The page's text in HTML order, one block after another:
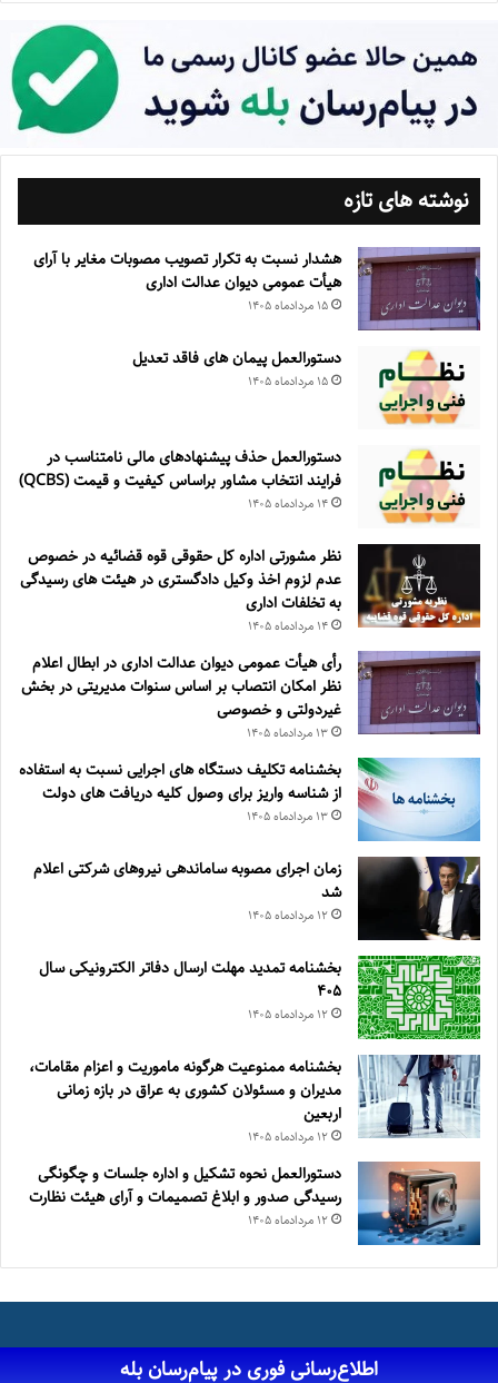
نوشته های تازه
هشدار نسبت به تکرار تصویب مصوبات مغایر با آرای
هیأت عمومی دیوان عدالت اداری
۱۵ مرداد‌ماه ۱۴۰۵
دستورالعمل پیمان های فاقد تعدیل
۱۵ مرداد‌ماه ۱۴۰۵
دستورالعمل حذف پيشنهادهای مالی نامتناسب در
فرايند انتخاب مشاور براساس كيفيت و قيمت (QCBS)
۱۴ مرداد‌ماه ۱۴۰۵
نظر مشورتی اداره کل حقوقی قوه قضائیه در خصوص
عدم لزوم اخذ وکیل دادگستری در هیئت های رسیدگی
به تخلفات اداری
۱۴ مرداد‌ماه ۱۴۰۵
رأی هیأت عمومی دیوان عدالت اداری در ابطال اعلام
نظر امکان انتصاب بر اساس سنوات مدیریتی در بخش
غیردولتی و خصوصی
۱۳ مرداد‌ماه ۱۴۰۵
بخشنامه تکلیف دستگاه های اجرایی نسبت به استفاده
از شناسه واریز برای وصول کلیه دریافت های دولت
۱۳ مرداد‌ماه ۱۴۰۵
زمان اجرای مصوبه ساماندهی نیروهای شرکتی اعلام
شد
۱۲ مرداد‌ماه ۱۴۰۵
بخشنامه تمدید مهلت ارسال دفاتر الکترونیکی سال
۴۰۵
۱۲ مرداد‌ماه ۱۴۰۵
بخشنامه ممنوعیت هرگونه ماموریت و اعزام مقامات،
مدیران و مسئولان کشوری به عراق در بازه زمانی
اربعین
۱۲ مرداد‌ماه ۱۴۰۵
دستورالعمل نحوه تشکیل و اداره جلسات و چگونگی
رسیدگی صدور و ‏ابلاغ تصمیمات و‎ ‎آرای هیئت نظارت
۱۲ مرداد‌ماه ۱۴۰۵
اطلاع‌رسانی فوری در پیام‌رسان بله